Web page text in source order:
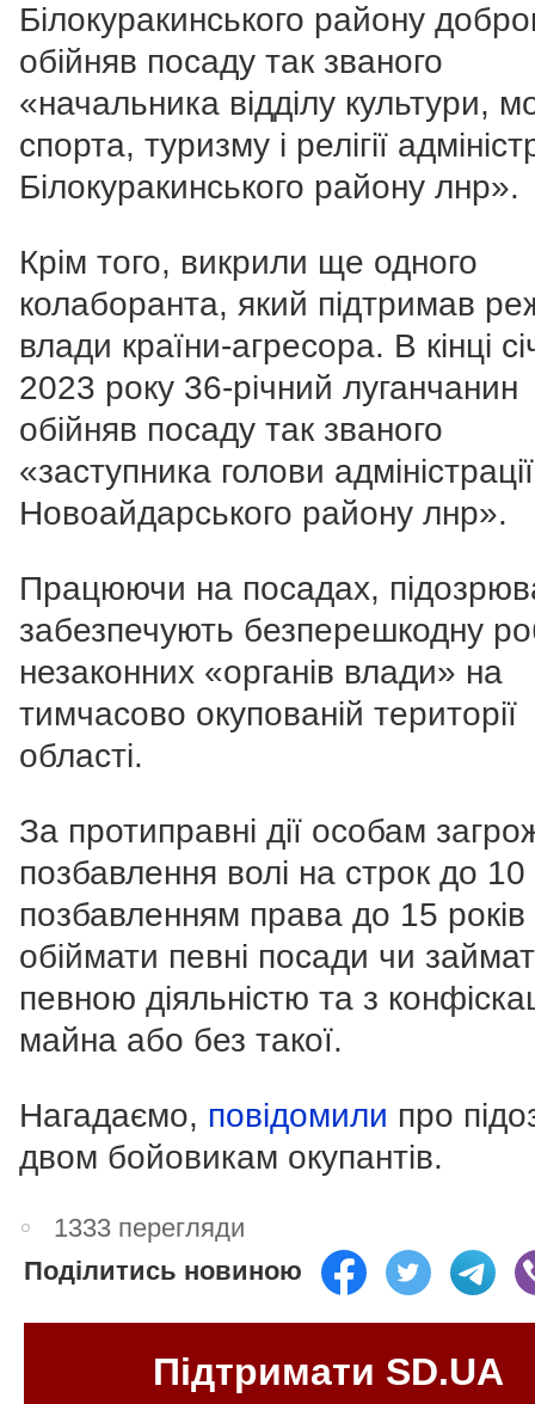
Білокуракинського району
обійняв посаду так званого
«начальника відділу культури,
спорта, туризму і релігії
Білокуракинського району лнр».
Крім того, викрили ще одного
колаборанта, який підтримав
влади країни-агресора. В кінці
2023 року 36-річний луганчанин
обійняв посаду так званого
«заступника голови адміністрації
Новоайдарського району лнр».
Працюючи на посадах,
забезпечують безперешкодну
незаконних «органів влади» на
тимчасово окупованій території
області.
За протиправні дії особам
позбавлення волі на строк до 10
позбавленням права до 15 років
обіймати певні посади чи
певною діяльністю та з
майна або без такої.
Нагадаємо, повідомили про
двом бойовикам окупантів.
1333 перегляди
Поділитись новиною
Підтримати SD.UA